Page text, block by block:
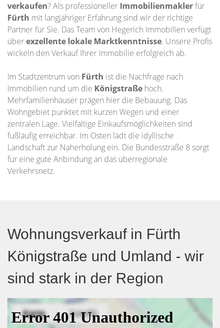
verkaufen? Als professioneller Immobilienmaklerfür
Fürth mit langjähriger Erfahrung sind wir der richtige
Partner für Sie. Das Team von Hegerich Immobilien verfügt
überexzellente lokale Marktkenntnisse. Unsere Profis
wickeln den Verkauf Ihrer Immobilie erfolgreich ab.
Im Stadtzentrum von Fürth ist die Nachfrage nach
Immobilien rund um die Königstraße hoch.
Mehrfamilienhäuser prägen hier die Bebauung. Das
Wohngebiet punktet mit kurzen Wegen und einer
zentralen Lage. Vielfältige Einkaufsmöglichkeiten sind
fußläufig erreichbar. Im Osten lädt die idyllische
Landschaft zur Naherholung ein. Die Bundesstraße 8 sorgt
für eine gute Anbindung an das überregionale
Verkehrsnetz.
Wohnungsverkauf in Fürth
Königstraße und Umland - wir
sind stark in der Region